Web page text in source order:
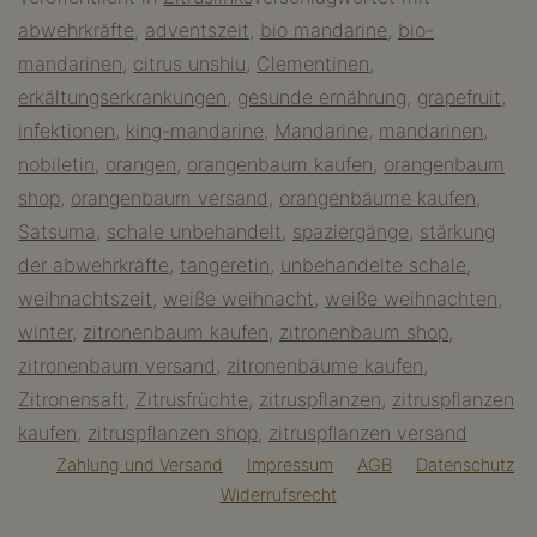
–
vitaminreiche
Zitrusfrüchte
naschen
abwehrkräfte, adventszeit, bio mandarine, bio-
mandarinen, citrus unshiu, Clementinen,
erkältungserkrankungen, gesunde ernährung, grapefruit,
infektionen, king-mandarine, Mandarine, mandarinen,
nobiletin, orangen, orangenbaum kaufen, orangenbaum
shop, orangenbaum versand , orangenbäume kaufen,
Satsuma , schale unbehandelt, spaziergänge, stärkung
der abwehrkräfte, tangeretin, unbehandelte schale,
weihnachtszeit, weiße weihnacht, weiße weihnachten,
winter, zitronenbaum kaufen, zitronenbaum shop,
zitronenbaum versand , zitronenbäume kaufen,
Zitronensaft, Zitrusfrüchte, zitruspflanzen, zitruspflanzen
kaufen, zitruspflanzen shop, zitruspflanzen versand
Zahlung und Versand Impressum AGB
Datenschutz
Widerrufsrecht